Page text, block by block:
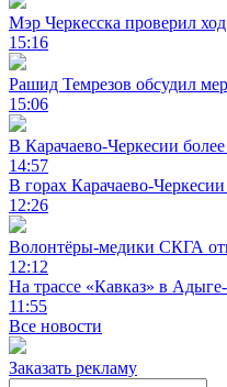
Мэр Черкесска проверил
15:16
Рашид Темрезов обсудил
15:06
В Карачаево-Черкесии
14:57
В горах Карачаево-
12:26
Волонтёры-медики СКГА
12:12
На трассе «Кавказ» в
11:55
Все новости
Заказать рекламу